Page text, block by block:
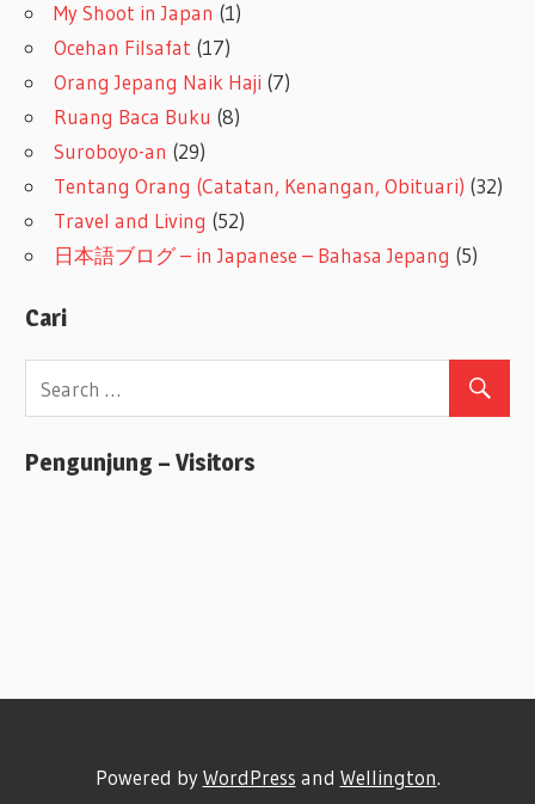
My Shoot in Japan (1)
Ocehan Filsafat (17)
Orang Jepang Naik Haji (7)
Ruang Baca Buku (8)
Suroboyo-an (29)
Tentang Orang (Catatan, Kenangan, Obituari) (32)
Travel and Living (52)
日本語ブログ – in Japanese – Bahasa Jepang (5)
Cari
Pengunjung – Visitors
Powered byWordPress and Wellington.